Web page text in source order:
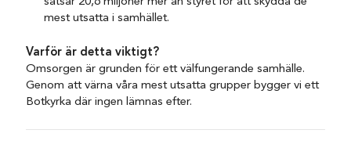
mest utsatta i samhället.
Varför är detta viktigt?
Omsorgen är grunden för ett välfungerande samhälle.
Genom att värna våra mest utsatta grupper bygger vi ett
Botkyrka där ingen lämnas efter.